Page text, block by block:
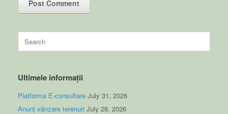
Search
for:
Ultimele informații
Platforma E-consultare July 31, 2026
Anunț vânzare terenuri July 28, 2026